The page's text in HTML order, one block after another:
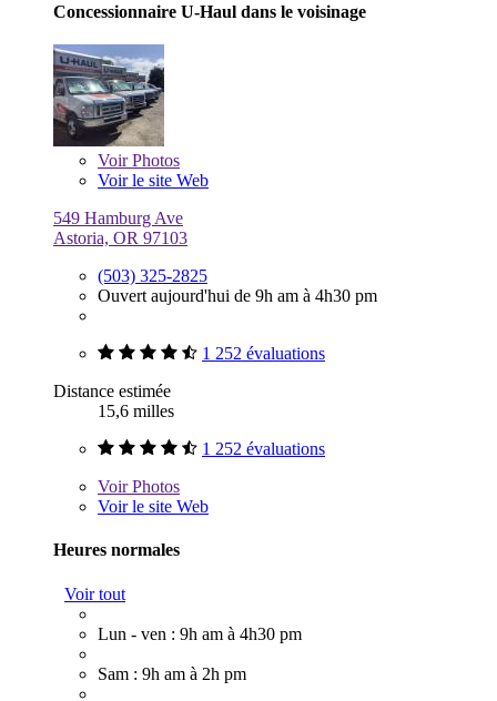
Concessionnaire U-Haul dans le voisinage
VoirPhotos
Voir le site Web
549 Hamburg Ave
Astoria, OR 97103
(503) 325-2825
Ouvert aujourd'hui de 9h am à 4h30 pm
1 252 évaluations
Distance estimée
15,6 milles
1 252 évaluations
VoirPhotos
Voir le site Web
Heures normales
Voir tout
Lun - ven : 9h am à 4h30 pm
Sam : 9h am à 2h pm